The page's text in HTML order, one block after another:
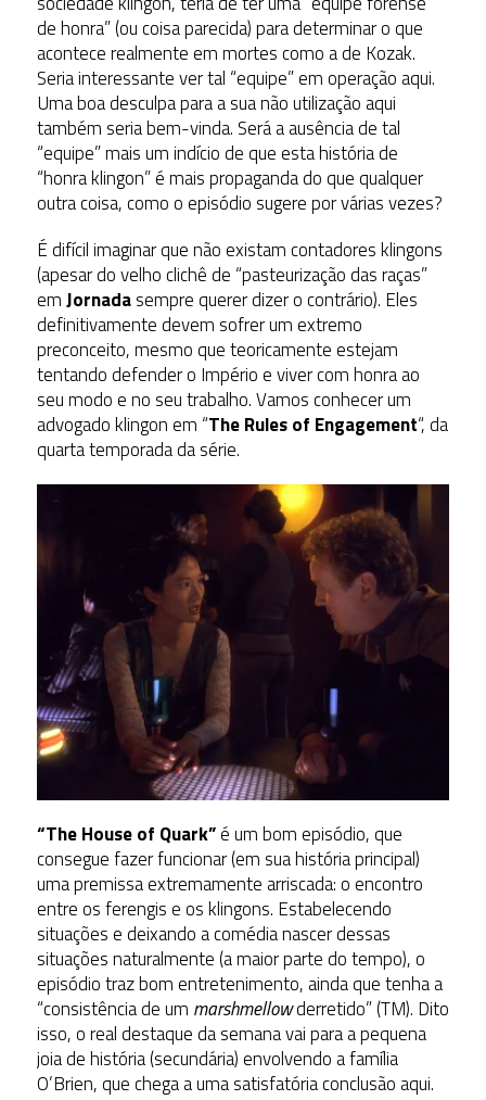
de honra” (ou coisa parecida) para determinar o que
acontece realmente em mortes como a de Kozak.
Seria interessante ver tal “equipe” em operação aqui.
Uma boa desculpa para a sua não utilização aqui
também seria bem-vinda. Será a ausência de tal
“equipe” mais um indício de que esta história de
“honra klingon” é mais propaganda do que qualquer
outra coisa, como o episódio sugere por várias vezes?
É difícil imaginar que não existam contadores klingons
(apesar do velho clichê de “pasteurização das raças”
emJornadasempre querer dizer o contrário). Eles
definitivamente devem sofrer um extremo
preconceito, mesmo que teoricamente estejam
tentando defender o Império e viver com honra ao
seu modo e no seu trabalho. Vamos conhecer um
advogado klingon em “The Rules of Engagement“, da
quarta temporada da série.
“The House of Quark”é um bom episódio, que
consegue fazer funcionar (em sua história principal)
uma premissa extremamente arriscada: o encontro
entre os ferengis e os klingons. Estabelecendo
situações e deixando a comédia nascer dessas
situações naturalmente (a maior parte do tempo), o
episódio traz bom entretenimento, ainda que tenha a
“consistência de um marshmellowderretido” (TM). Dito
isso, o real destaque da semana vai para a pequena
joia de história (secundária) envolvendo a família
O’Brien, que chega a uma satisfatória conclusão aqui.